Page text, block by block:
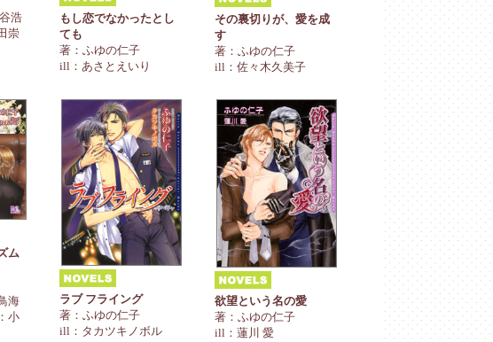
浩
崇
もし恋でなかったとし
ても
著：ふゆの仁子
ill：あさとえいり
その裏切りが、愛を成
す
著：ふゆの仁子
ill：佐々木久美子
ム
海
小
ラブ フライング
著：ふゆの仁子
ill：タカツキノボル
欲望という名の愛
著：ふゆの仁子
ill：蓮川 愛